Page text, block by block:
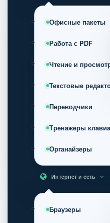
Офисные пакеты
Работа с PDF
Чтение и
Текстовые
Переводчики
Тренажеры
Органайзеры
Интернет и сеть
Браузеры